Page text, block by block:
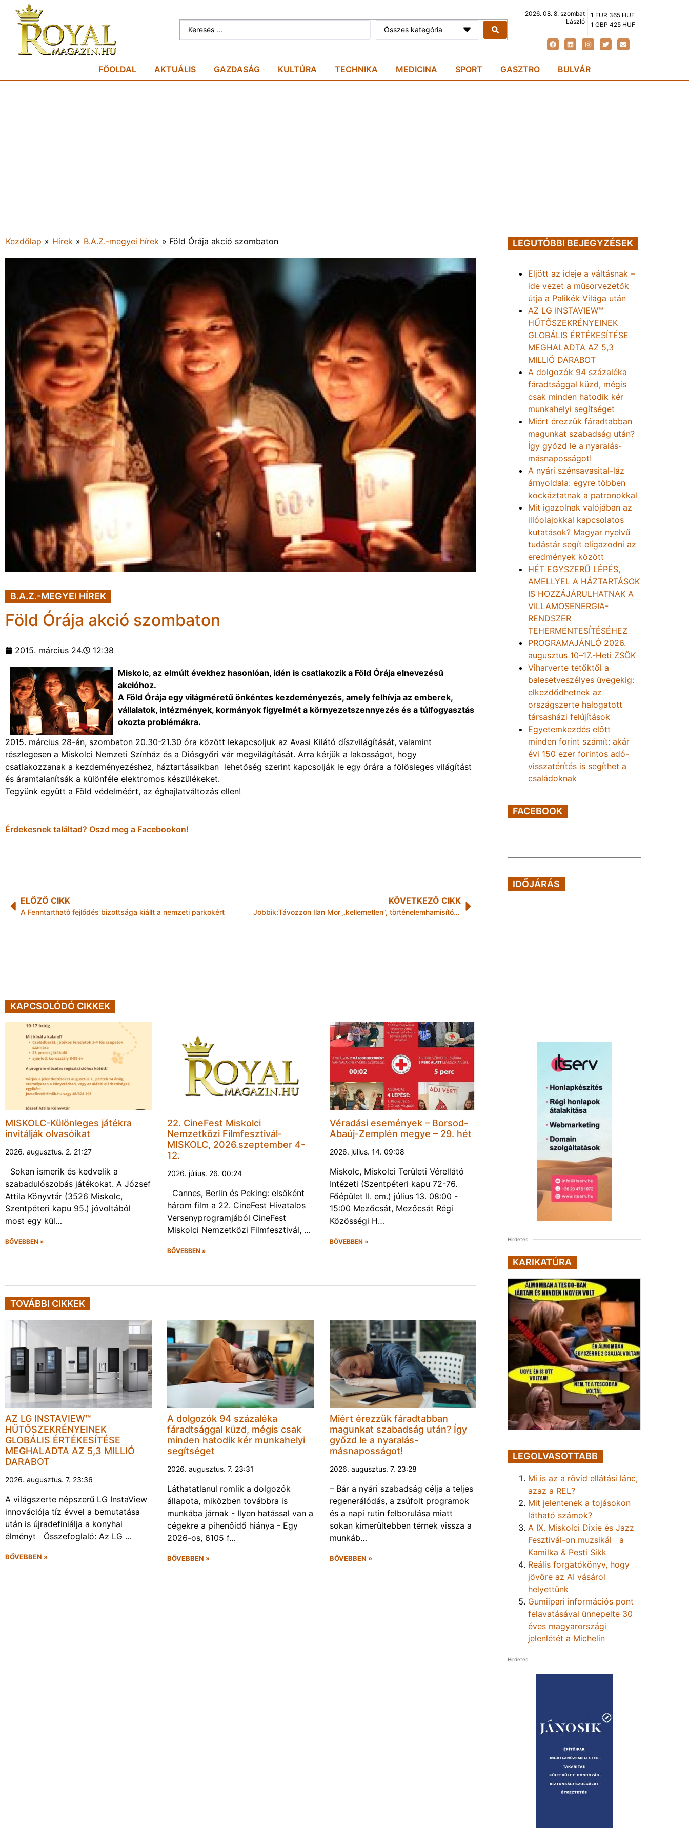
Összes kategória
2026. 08. 8. szombat
László
1 EUR 365 HUF
1 GBP 425 HUF
FŐOLDAL AKTUÁLIS GAZDASÁG KULTÚRA TECHNIKA MEDICINA SPORT GASZTRO BULVÁR
Kezdőlap » Hírek » B.A.Z.-megyei hírek » Föld Órája akció szombaton
B.A.Z.-MEGYEI HÍREK
Föld Órája akció szombaton
2015. március 24. 12:38
Miskolc, az elmúlt évekhez hasonlóan, idén is csatlakozik a Föld Órája elnevezésű
akcióhoz.
A Föld Órája egy világméretű önkéntes kezdeményezés, amely felhívja az emberek,
vállalatok, intézmények, kormányok figyelmét a környezetszennyezés és a túlfogyasztás
okozta problémákra.
2015. március 28-án, szombaton 20.30-21.30 óra között lekapcsoljuk az Avasi Kilátó díszvilágítását, valamint
részlegesen a Miskolci Nemzeti Színház és a Diósgyőri vár megvilágítását. Arra kérjük a lakosságot, hogy
csatlakozzanak a kezdeményezéshez, háztartásaikban lehetőség szerint kapcsolják le egy órára a fölösleges világítást
és áramtalanítsák a különféle elektromos készülékeket.
Tegyünk együtt a Föld védelméért, az éghajlatváltozás ellen!
Érdekesnek találtad? Oszd meg a Facebookon!
ELŐZŐ CIKK
A Fenntartható fejlődés bizottsága kiállt a nemzeti parkokért
KÖVETKEZŐ CIKK
Jobbik:Távozzon Ilan Mor „kellemetlen”, történelemhamisító kirohanása miatt!
KAPCSOLÓDÓ CIKKEK
MISKOLC-Különleges játékra
invitálják olvasóikat
2026. augusztus. 2. 21:27
Sokan ismerik és kedvelik a
szabadulószobás játékokat. A József
Attila Könyvtár (3526 Miskolc,
Szentpéteri kapu 95.) jóvoltából
most egy kül…
BŐVEBBEN »
22. CineFest Miskolci
Nemzetközi Filmfesztivál-
MISKOLC, 2026.szeptember 4-
12.
2026. július. 26. 00:24
Cannes, Berlin és Peking: elsőként
három film a 22. CineFest Hivatalos
Versenyprogramjából CineFest
Miskolci Nemzetközi Filmfesztivál, …
BŐVEBBEN »
Véradási események – Borsod-
Abaúj-Zemplén megye – 29. hét
2026. július. 14. 09:08
Miskolc, Miskolci Területi Vérellátó
Intézeti (Szentpéteri kapu 72-76.
Főépület II. em.) július 13. 08:00 -
15:00 Mezőcsát, Mezőcsát Régi
Közösségi H…
BŐVEBBEN »
TOVÁBBI CIKKEK
AZ LG INSTAVIEW™
HŰTŐSZEKRÉNYEINEK
GLOBÁLIS ÉRTÉKESÍTÉSE
MEGHALADTA AZ 5,3 MILLIÓ
DARABOT
2026. augusztus. 7. 23:36
A világszerte népszerű LG InstaView
innovációja tíz évvel a bemutatása
után is újradefiniálja a konyhai
élményt Összefoglaló: Az LG …
BŐVEBBEN »
A dolgozók 94 százaléka
fáradtsággal küzd, mégis csak
minden hatodik kér munkahelyi
segítséget
2026. augusztus. 7. 23:31
Láthatatlanul romlik a dolgozók
állapota, miközben továbbra is
munkába járnak - Ilyen hatással van a
cégekre a pihenőidő hiánya - Egy
2026-os, 6105 f…
BŐVEBBEN »
Miért érezzük fáradtabban
magunkat szabadság után? Így
győzd le a nyaralás-
másnaposságot!
2026. augusztus. 7. 23:28
– Bár a nyári szabadság célja a teljes
regenerálódás, a zsúfolt programok
és a napi rutin felborulása miatt
sokan kimerültebben térnek vissza a
munkáb…
BŐVEBBEN »
LEGUTÓBBI BEJEGYZÉSEK
Eljött az ideje a váltásnak –
ide vezet a műsorvezetők
útja a Palikék Világa után
AZ LG INSTAVIEW™
HŰTŐSZEKRÉNYEINEK
GLOBÁLIS ÉRTÉKESÍTÉSE
MEGHALADTA AZ 5,3
MILLIÓ DARABOT
A dolgozók 94 százaléka
fáradtsággal küzd, mégis
csak minden hatodik kér
munkahelyi segítséget
Miért érezzük fáradtabban
magunkat szabadság után?
Így győzd le a nyaralás-
másnaposságot!
A nyári szénsavasital-láz
árnyoldala: egyre többen
kockáztatnak a patronokkal
Mit igazolnak valójában az
illóolajokkal kapcsolatos
kutatások? Magyar nyelvű
tudástár segít eligazodni az
eredmények között
HÉT EGYSZERŰ LÉPÉS,
AMELLYEL A HÁZTARTÁSOK
IS HOZZÁJÁRULHATNAK A
VILLAMOSENERGIA-
RENDSZER
TEHERMENTESÍTÉSÉHEZ
PROGRAMAJÁNLÓ 2026.
augusztus 10–17.-Heti ZSÖK
Viharverte tetőktől a
balesetveszélyes üvegekig:
elkezdődhetnek az
országszerte halogatott
társasházi felújítások
Egyetemkezdés előtt
minden forint számít: akár
évi 150 ezer forintos adó-
visszatérítés is segíthet a
családoknak
FACEBOOK
IDŐJÁRÁS
Hirdetés
KARIKATÚRA
LEGOLVASOTTABB
Mi is az a rövid ellátási lánc,
azaz a REL?
Mit jelentenek a tojásokon
látható számok?
A IX. Miskolci Dixie és Jazz
Fesztivál-on muzsikál a
Kamilka & Pesti Sikk
Reális forgatókönyv, hogy
jövőre az AI vásárol
helyettünk
Gumiipari információs pont
felavatásával ünnepelte 30
éves magyarországi
jelenlétét a Michelin
Hirdetés